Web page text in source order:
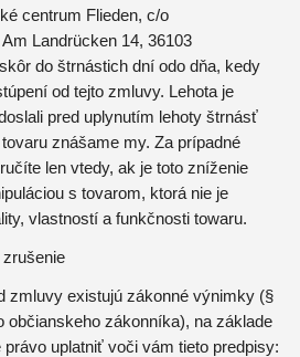
centrum Flieden, c/o
Landrücken 14, 36103
do štrnástich dní odo dňa, kedy
od tejto zmluvy. Lehota je
pred uplynutím lehoty štrnásť
znášame my. Za prípadné
len vtedy, ak je toto zníženie
s tovarom, ktorá nie je
vlastností a funkčnosti towaru.
zmluvy existujú zákonné výnimky (§
občianskeho zákonníka), na základe
uplatniť voči vám tieto predpisy: